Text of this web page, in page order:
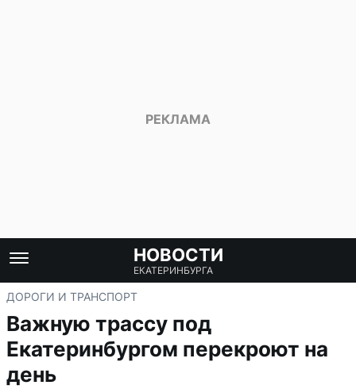
НОВОСТИ
ЕКАТЕРИНБУРГА
ДОРОГИ И ТРАНСПОРТ
Важную трассу под
Екатеринбургом перекроют на
день